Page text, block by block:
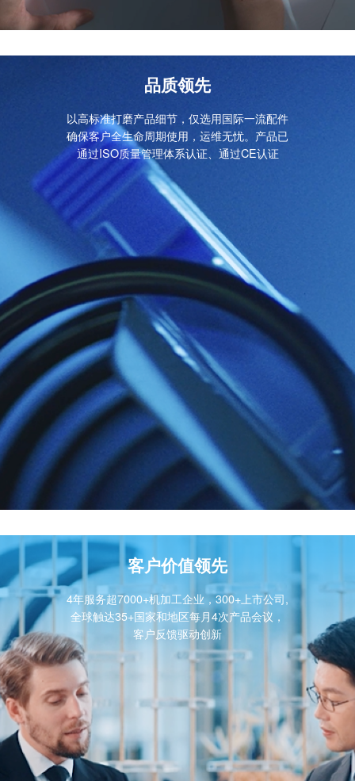
品质领先
以高标准打磨产品细节，仅选用国际一流配件
确保客户全生命周期使用，运维无忧。产品已
通过ISO质量管理体系认证、通过CE认证
客户价值领先
4年服务超7000+机加工企业，300+上市公司,
全球触达35+国家和地区每月4次产品会议，
客户反馈驱动创新